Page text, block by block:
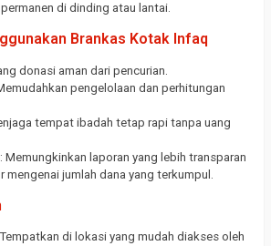
di dinding atau lantai.
Brankas Kotak Infaq
donasi aman dari pencurian.
pengelolaan dan perhitungan
tempat ibadah tetap rapi tanpa uang
: Memungkinkan laporan yang lebih transparan
mengenai jumlah dana yang terkumpul.
di lokasi yang mudah diakses oleh